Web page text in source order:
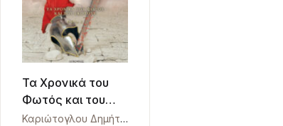
Τα Χρονικά του
Φωτός και του
Σκότους – Ο
Καριώτογλου Δημήτρης